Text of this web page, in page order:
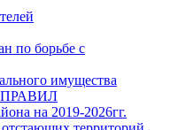
по борьбе с
имущества
ПРАВИЛ
на 2019-2026гг.